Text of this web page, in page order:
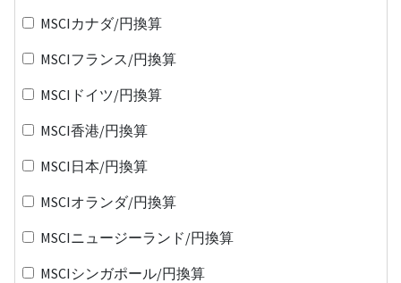
MSCIカナダ/円換算
MSCIフランス/円換算
MSCIドイツ/円換算
MSCI香港/円換算
MSCI日本/円換算
MSCIオランダ/円換算
MSCIニュージーランド/円換算
MSCIシンガポール/円換算